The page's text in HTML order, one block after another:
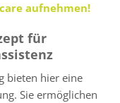
aufnehmen!
für
bieten hier eine
Sie ermöglichen